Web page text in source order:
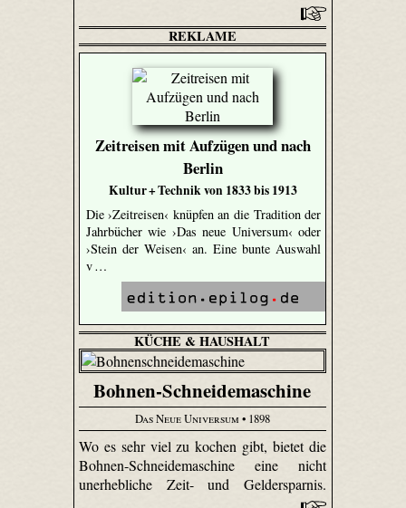
REKLAME
Zeitreisen mit Aufzügen und nach
Berlin
Kultur + Technik von 1833 bis 1913
Die ›Zeitreisen‹ knüpfen an die Tradition der
Jahrbücher wie ›Das neue Universum‹ oder
›Stein der Weisen‹ an. Eine bunte Auswahl
v …
KÜCHE & HAUSHALT
Bohnen-Schneidemaschine
Das Neue Universum • 1898
Wo es sehr viel zu kochen gibt, bietet die
Bohnen-Schneidemaschine eine nicht
unerhebliche Zeit- und Geldersparnis.